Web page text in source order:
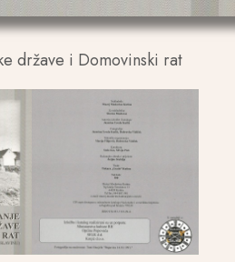
države i Domovinski rat